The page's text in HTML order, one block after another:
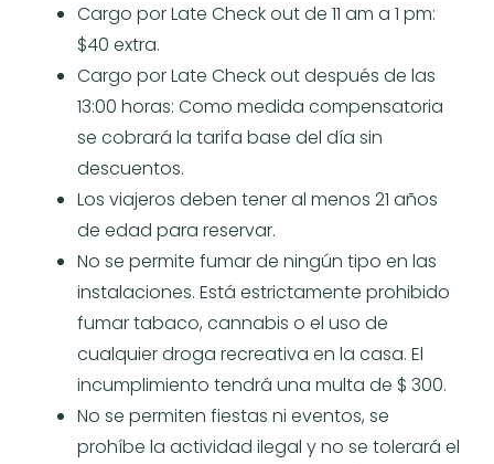
Cargo por Late Check out de 11 am a 1 pm:
$40 extra.
Cargo por Late Check out después de las
13:00 horas: Como medida compensatoria
se cobrará la tarifa base del día sin
descuentos.
Los viajeros deben tener al menos 21 años
de edad para reservar.
No se permite fumar de ningún tipo en las
instalaciones. Está estrictamente prohibido
fumar tabaco, cannabis o el uso de
cualquier droga recreativa en la casa. El
incumplimiento tendrá una multa de $ 300.
No se permiten fiestas ni eventos, se
prohíbe la actividad ilegal y no se tolerará el